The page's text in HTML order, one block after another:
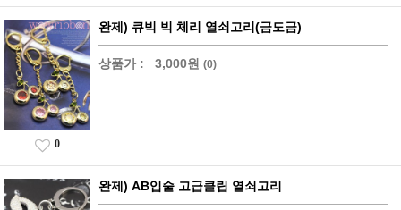
완제) 큐빅 빅 체리 열쇠고리(금도금)
상품가 : 3,000원 (0)
0
완제) AB입술 고급클립 열쇠고리